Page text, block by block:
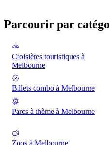
Parcourir par
Croisières touristiques à
Melbourne
Billets combo à Melbourne
Parcs à thème à Melbourne
Zoos à Melbourne